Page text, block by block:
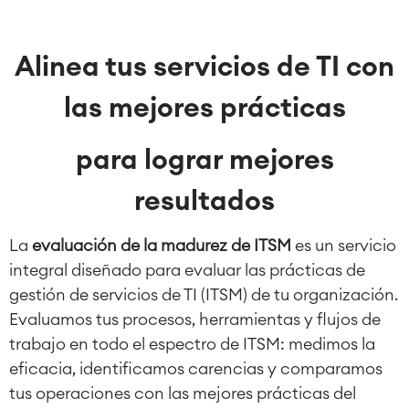
Alinea tus servicios de TI con
las mejores prácticas
para lograr mejores
resultados
La evaluación de la madurez de ITSM es un servicio
integral diseñado para evaluar las prácticas de
gestión de servicios de TI (ITSM) de tu organización.
Evaluamos tus procesos, herramientas y flujos de
trabajo en todo el espectro de ITSM: medimos la
eficacia, identificamos carencias y comparamos
tus operaciones con las mejores prácticas del